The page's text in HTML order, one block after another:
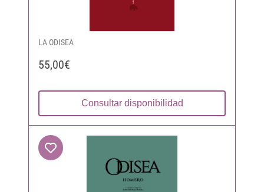
LA ODISEA
55,00€
Consultar disponibilidad